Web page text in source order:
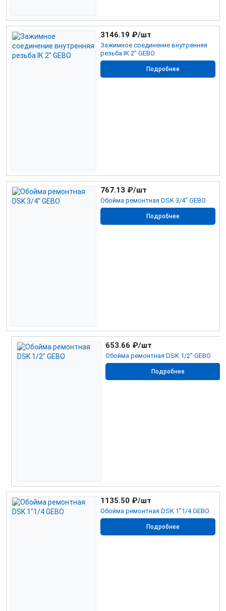
Зажимное соединение внутренняя
резьба IК 2" GEBO
3146.19 ₽/шт
Подробнее
Обойма ремонтная DSK 3/4" GEBO
767.13 ₽/шт
Подробнее
Обойма ремонтная DSK 1/2" GEBO
653.66 ₽/шт
Подробнее
Обойма ремонтная DSK 1"1/4 GEBO
1135.50 ₽/шт
Подробнее